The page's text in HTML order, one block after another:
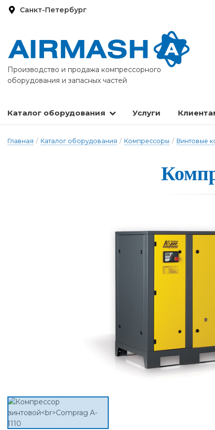
Санкт-Петербург
Производство и продажа компрессорного
оборудования и запасных частей
Каталог оборудования Услуги
Главная / Каталог оборудования / Компрессоры / Винтовые